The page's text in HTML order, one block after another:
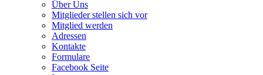
Über Uns
Mitglieder stellen sich vor
Mitglied werden
Adressen
Kontakte
Formulare
Facebook Seite